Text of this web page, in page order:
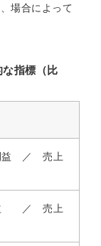
場合によって
指標（比
益 ／ 売上
益 ／ 売上